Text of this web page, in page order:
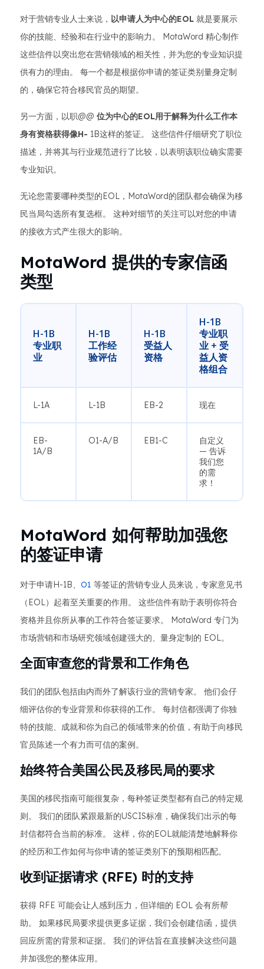
对于营销专业人士来说， 以申请人为中心的EOL 就是要展示
你的技能、经验和在行业中的影响力。 MotaWord 精心制作
这些信件以突出您在营销领域的相关性，并为您的专业知识提
供有力的理由。 每一个都是根据你申请的签证类别量身定制
的，确保它符合移民官员的期望。
另一方面，以职@@ 位为中心的EOL用于解释为什么工作本
身有资格获得像H- 1B这样的签证。 这些信件仔细研究了职位
描述，并将其与行业规范进行了比较，以表明该职位确实需要
专业知识。
无论您需要哪种类型的EOL，MotaWord的团队都会确保为移
民当局勾选所有复选框。 这种对细节的关注可以对您的申请
的接收方式产生很大的影响。
MotaWord 提供的专家信函
类型
H-1B
专业职
业
H-1B
工作经
验评估
H-1B
受益人
资格
H-1B
专业职
业 + 受
益人资
格组合
L-1A L-1B EB-2 现在
EB-
1A/B
O1-A/B EB1-C
自定义
— 告诉
我们您
的需
求！
MotaWord 如何帮助加强您
的签证申请
对于申请H-1B、 O1 等签证的营销专业人员来说，专家意见书
（EOL）起着至关重要的作用。 这些信件有助于表明你符合
资格并且你所从事的工作符合签证要求。 MotaWord 专门为
市场营销和市场研究领域创建强大的、量身定制的 EOL。
全面审查您的背景和工作角色
我们的团队包括由内而外了解该行业的营销专家。 他们会仔
细评估你的专业背景和你获得的工作。 每封信都强调了你独
特的技能、成就和你为自己的领域带来的价值，有助于向移民
官员陈述一个有力而可信的案例。
始终符合美国公民及移民局的要求
美国的移民指南可能很复杂，每种签证类型都有自己的特定规
则。 我们的团队紧跟最新的USCIS标准，确保我们出示的每
封信都符合当前的标准。 这样，你的EOL就能清楚地解释你
的经历和工作如何与你申请的签证类别下的预期相匹配。
收到证据请求 (RFE) 时的支持
获得 RFE 可能会让人感到压力，但详细的 EOL 会有所帮
助。 如果移民局要求提供更多证据，我们会创建信函，提供
回应所需的背景和证据。 我们的评估旨在直接解决这些问题
并加强您的整体应用。